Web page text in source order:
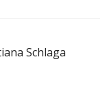
Schlaga